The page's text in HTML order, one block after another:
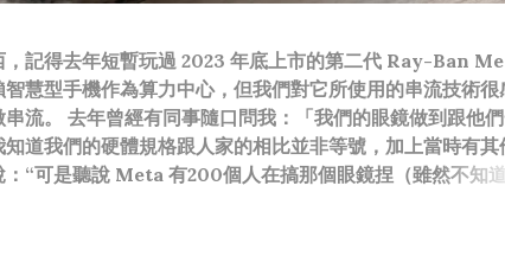
，記得去年短暫玩過 2023 年底上市的第二代 Ray-Ban
慧型手機作為算力中心，但我們對它所使用的串流技術很
流。 去年曾經有同事隨口問我：「我們的眼鏡做到跟他
道我們的硬體規格跟人家的相比並非等號，加上當時有其
“可是聽說 Meta 有200個人在搞那個眼鏡捏（雖然不知